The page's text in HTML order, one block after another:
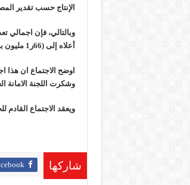
الإنتاج حسب تقدير
وبالتالي، فإن اجمالي
أعلاه إلى (66ر1 مليون برميل يوميًا).
اوضح الاجتماع ان هذا
وشكرت اللجنة
ويعقد الاجتماع القادم للجنة
شاركها